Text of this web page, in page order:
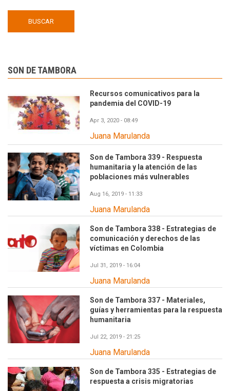
SON DE TAMBORA
Recursos comunicativos para la
pandemia del COVID-19
Apr 3, 2020 - 08:49
Juana Marulanda
Son de Tambora 339 - Respuesta
humanitaria y la atención de las
poblaciones más vulnerables
Aug 16, 2019 - 11:33
Juana Marulanda
Son de Tambora 338 - Estrategias de
comunicación y derechos de las
víctimas en Colombia
Jul 31, 2019 - 16:04
Juana Marulanda
Son de Tambora 337 - Materiales,
guías y herramientas para la respuesta
humanitaria
Jul 22, 2019 - 21:25
Juana Marulanda
Son de Tambora 335 - Estrategias de
respuesta a crisis migratorias